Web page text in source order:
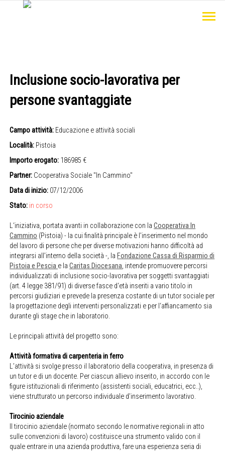
Inclusione socio-lavorativa per
persone svantaggiate
Campo attività: Educazione e attività sociali
Località: Pistoia
Importo erogato: 186985 €
Partner: Cooperativa Sociale "In Cammino"
Data di inizio: 07/12/2006
Stato: in corso
L‘iniziativa, portata avanti in collaborazione con laCooperativa In
Cammino (Pistoia) - la cui finalità principale è l’inserimento nel mondo
del lavoro di persone che per diverse motivazioni hanno difficoltà ad
integrarsi all’interno della società -, la Fondazione Cassa di Risparmio di
Pistoia e Pescia e laCaritas Diocesana, intende promuovere percorsi
individualizzati di inclusione socio-lavorativa per soggetti svantaggiati
(art. 4 legge 381/91) di diverse fasce d‘età inseriti a vario titolo in
percorsi giudiziari e prevede la presenza costante di un tutor sociale per
la progettazione degli interventi personalizzati e per l‘affiancamento sia
durante gli stage che in laboratorio.
Le principali attività del progetto sono:
Attività formativa di carpenteria in ferro
L’attività si svolge presso il laboratorio della cooperativa, in presenza di
un tutor e di un docente. Per ciascun allievo inserito, in accordo con le
figure istituzionali di riferimento (assistenti sociali, educatrici, ecc..),
viene strutturato un percorso individuale d’inserimento lavorativo.
Tirocinio aziendale
Il tirocinio aziendale (normato secondo le normative regionali in atto
sulle convenzioni di lavoro) costituisce una strumento valido con il
quale entrare in una azienda produttiva, fare una esperienza seria di